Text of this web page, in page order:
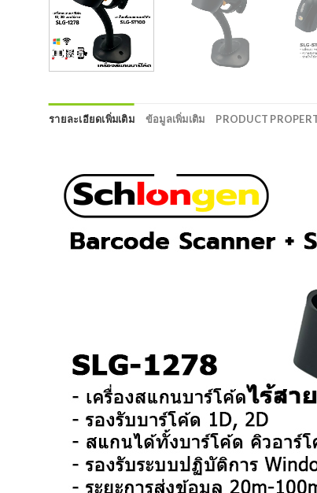
รายละเอียดเพิ่มเติม ข้อมูลเพิ่มเติม PRODUCT